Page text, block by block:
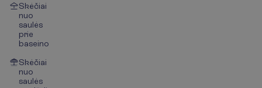
Skėčiai
nuo
saulės
prie
baseino
Skėčiai
nuo
saulės